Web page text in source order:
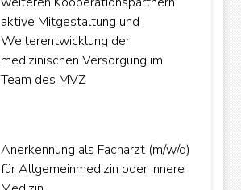
aktive Mitgestaltung und
Weiterentwicklung der
medizinischen Versorgung im
Team des MVZ
Anerkennung als Facharzt (m/w/d)
für Allgemeinmedizin oder Innere